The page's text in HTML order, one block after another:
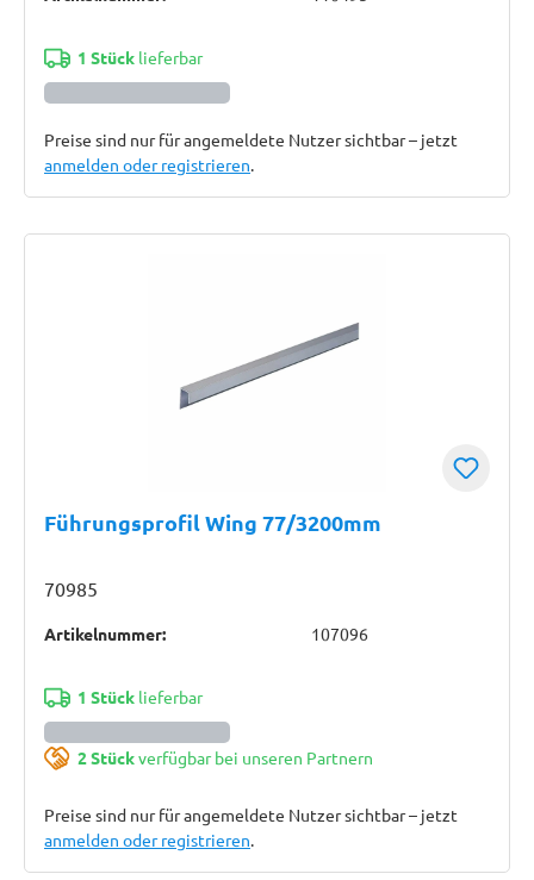
1 Stücklieferbar
Preise sind nur für angemeldete Nutzer sichtbar – jetzt
anmelden oder registrieren.
Führungsprofil Wing 77/3200mm
70985
Artikelnummer: 107096
1 Stücklieferbar
2 Stückverfügbar bei unseren Partnern
Preise sind nur für angemeldete Nutzer sichtbar – jetzt
anmelden oder registrieren.